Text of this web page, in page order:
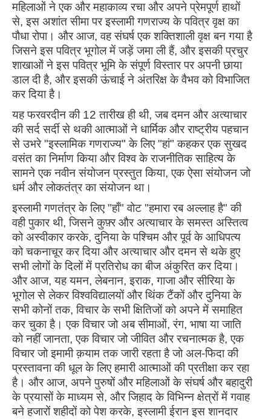
महिलाओं ने एक और महाकाव्य रचा और अपने प्रेमपूर्ण हाथों
से, इस अशांत सीमा पर इस्लामी गणराज्य के पवित्र वृक्ष का
पौधा रोपा। और आज, वह संघर्ष एक शक्तिशाली वृक्ष बन गया है
जिसने इस पवित्र भूगोल में जड़ें जमा ली हैं, और इसकी प्रचुर
शाखाओं ने इस पवित्र भूमि के संपूर्ण विस्तार पर अपनी छाया
डाल दी है, और इसकी ऊंचाई ने अंतरिक्ष के वैभव को विभाजित
कर दिया है।
यह फरवरदीन की 12 तारीख ही थी, जब दमन और अत्याचार
की सर्द सर्दी से थकी आत्माओं ने धार्मिक और राष्ट्रीय पहचान
से उभरे "इस्लामिक गणराज्य" के लिए "हां" कहकर एक सुखद
वसंत का निर्माण किया और विश्व के राजनीतिक साहित्य के
सामने एक नवीन संयोजन प्रस्तुत किया, एक ऐसा संयोजन जो
धर्म और लोकतंत्र का संयोजन था।
इस्लामी गणतंत्र के लिए "हाँ" वोट "हमारा रब अल्लाह है" की
वही पुकार थी, जिसने कुफ़्र और अत्याचार के समस्त अस्तित्व
को अस्वीकार करके, दुनिया के पश्चिम और पूर्व के आधिपत्य
को चकनाचूर कर दिया और अत्याचार और दमन से थके हुए
सभी लोगों के दिलों में प्रतिरोध का बीज अंकुरित कर दिया।
और आज, यह यमन, लेबनान, इराक, गाजा और सीरिया के
भूगोल से लेकर विश्वविद्यालयों और थिंक टैंकों और दुनिया के
सभी कोनों तक, विचार के सभी क्षितिजों को अपने में समाहित
कर चुका है। एक विचार जो अब सीमाओं, रंग, भाषा या जाति
को नहीं जानता, एक विचार जो जीवित और रचनात्मक है, एक
विचार जो इमामी क़याम तक जारी रहता है जो अल-फिदा की
प्रस्तावना की धूल के लिए हमारी आत्माओं की प्रतीक्षा कर रहा
है। और आज, अपने पुरुषों और महिलाओं के संघर्ष और बहादुरी
के प्रयासों के माध्यम से, और जिहाद के विभिन्न क्षेत्रों में गवाह
बने हजारों शहीदों को पेश करके, इस्लामी ईरान इस शानदार